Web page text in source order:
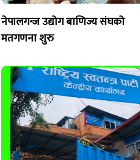
नेपालगन्ज उद्योग बाणिज्य संघको
मतगणना शुरु